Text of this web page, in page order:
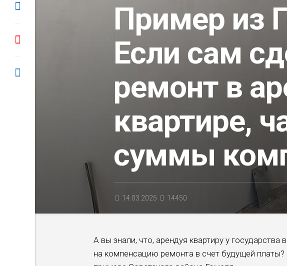
Пример из
Если сам
ремонт в
квартире,
суммы
14.03.2025 14450
А вы знали, что, арендуя квартиру у
на компенсацию ремонта в счет будущей